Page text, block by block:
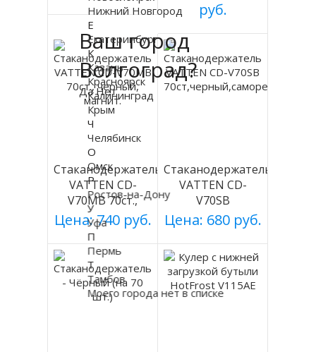
руб.
Стаканодержатель
VATTEN CD-
V70MB 70ст.,
черный, магнит.
Цена: 740 руб.
Стаканодержатель
VATTEN CD-
V70SB
70ст,черный,саморезы
Цена: 680 руб.
Ваш город
Волгоград?
Да Нет
Нижний Новгород
Е
Екатеринбург
К
Казань
Красноярск
Калининград
Крым
Ч
Челябинск
О
Омск
Р
Ростов-на-Дону
У
Уфа
П
Пермь
Т
Тамбов
Моего города нет в списке